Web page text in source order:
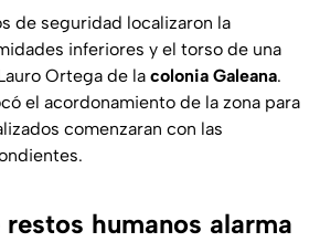
de seguridad localizaron la
inferiores y el torso de una
Ortega de la colonia Galeana.
el acordonamiento de la zona para
comenzaran con las
humanos alarma